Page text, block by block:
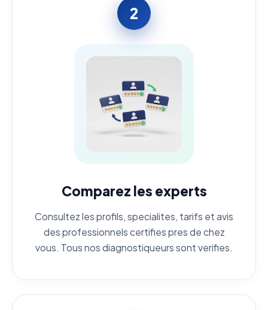
2
Comparez les experts
Consultez les profils, specialites, tarifs et avis
des professionnels certifies pres de chez
vous. Tous nos diagnostiqueurs sont verifies.